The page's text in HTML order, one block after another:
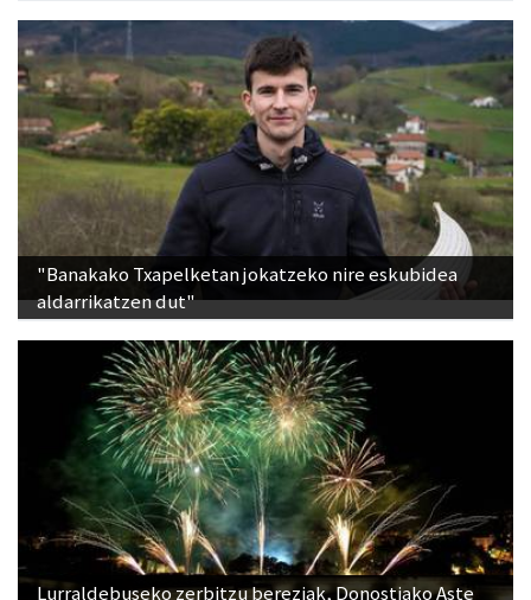
"Banakako Txapelketan jokatzeko nire eskubidea
aldarrikatzen dut"
Lurraldebuseko zerbitzu bereziak, Donostiako Aste